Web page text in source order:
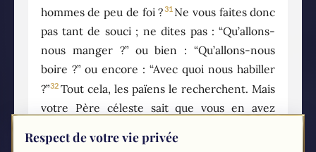
hommes de peu de foi ?31 Ne vous faites donc
pas tant de souci ; ne dites pas : “Qu’allons-
nous manger ?” ou bien : “Qu’allons-nous
boire ?” ou encore : “Avec quoi nous habiller
?”32 Tout cela, les païens le recherchent. Mais
votre Père céleste sait que vous en avez
Dieu et sa justice, et tout cela vous sera
Respect de votre vie privée